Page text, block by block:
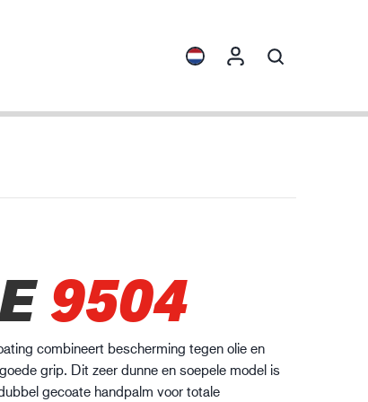
9504
combineert bescherming tegen olie en
grip. Dit zeer dunne en soepele model is
gecoate handpalm voor totale